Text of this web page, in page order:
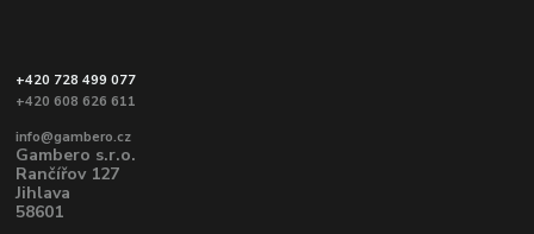
+420 728 499 077
+420 608 626 611
info@gambero.cz
Gambero s.r.o.
Rančířov 127
Jihlava
58601